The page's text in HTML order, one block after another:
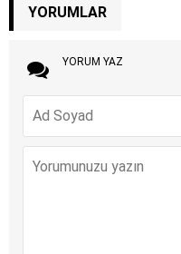
YORUMLAR
YORUM YAZ